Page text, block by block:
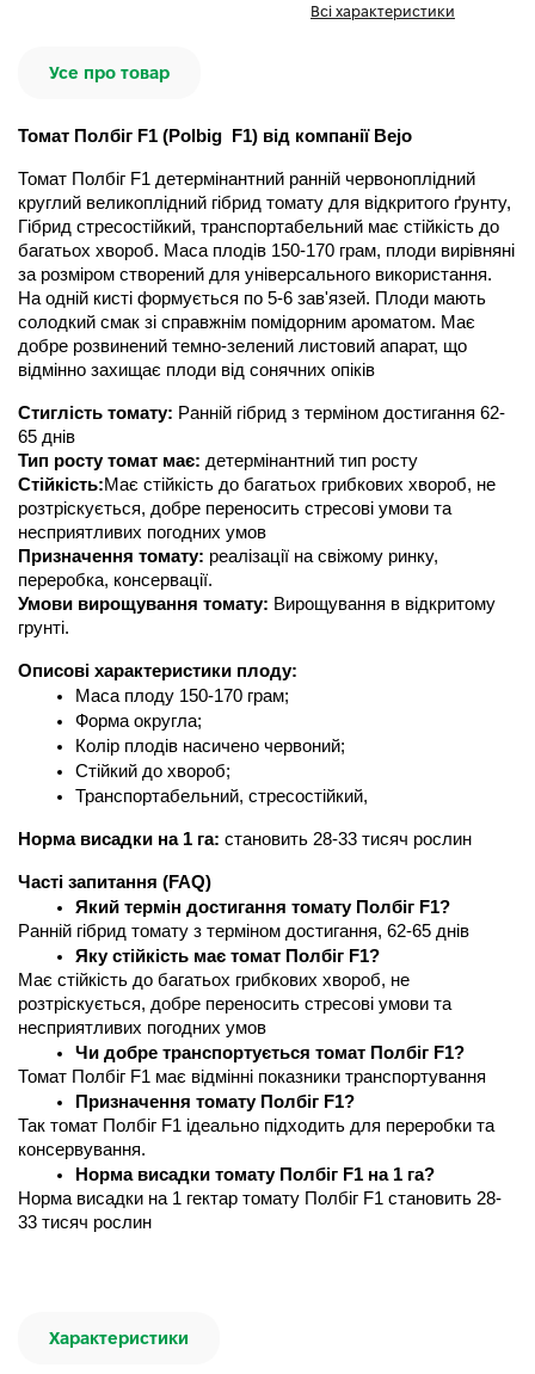
Всі характеристики
Усе про товар
Томат Полбіг F1 (Polbig  F1) від компанії Bejo
Томат Полбіг F1 детермінантний ранній червоноплідний
круглий великоплідний гібрид томату для відкритого ґрунту,
Гібрид стресостійкий, транспортабельний має стійкість до
багатьох хвороб. Маса плодів 150-170 грам, плоди вирівняні
за розміром створений для універсального використання.
На одній кисті формується по 5-6 зав'язей. Плоди мають
солодкий смак зі справжнім помідорним ароматом. Має
добре розвинений темно-зелений листовий апарат, що
відмінно захищає плоди від сонячних опіків
Стиглість томату: Ранній гібрид з терміном достигання 62-
65 днів
Тип росту томат має: детермінантний тип росту
Стійкість:Має стійкість до багатьох грибкових хвороб, не
розтріскується, добре переносить стресові умови та
несприятливих погодних умов
Призначення томату: реалізації на свіжому ринку,
переробка, консервації.
Умови вирощування томату: Вирощування в відкритому
грунті.
Описові характеристики плоду:
Маса плоду 150-170 грам;
Форма округла;
Колір плодів насичено червоний;
Стійкий до хвороб;
Транспортабельний, стресостійкий,
Норма висадки на 1 га: становить 28-33 тисяч рослин
Часті запитання (FAQ)
Який термін достигання томату Полбіг F1?
Ранній гібрид томату з терміном достигання, 62-65 днів
Яку стійкість має томат Полбіг F1?
Має стійкість до багатьох грибкових хвороб, не
розтріскується, добре переносить стресові умови та
несприятливих погодних умов
Чи добре транспортується томат Полбіг F1?
Томат Полбіг F1 має відмінні показники транспортування
Призначення томату Полбіг F1?
Так томат Полбіг F1 ідеально підходить для переробки та
консервування.
Норма висадки томату Полбіг F1 на 1 га?
Норма висадки на 1 гектар томату Полбіг F1 становить 28-
33 тисяч рослин
Характеристики